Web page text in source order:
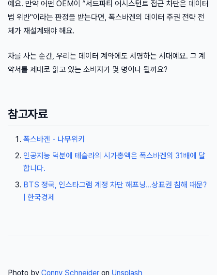
예요. 만약 어떤 OEM이 “서드파티 어시스턴트 접근 차단은 데이터
법 위반"이라는 판정을 받는다면, 폭스바겐의 데이터 주권 전략 전
체가 재설계돼야 해요.
차를 사는 순간, 우리는 데이터 계약에도 서명하는 시대예요. 그 계
약서를 제대로 읽고 있는 소비자가 몇 명이나 될까요?
참고자료
폭스바겐 - 나무위키
인공지능 덕분에 테슬라의 시가총액은 폭스바겐의 31배에 달
합니다.
BTS 정국, 인스타그램 계정 차단 해프닝…상표권 침해 때문?
| 한국경제
Photo by Conny Schneider on Unsplash